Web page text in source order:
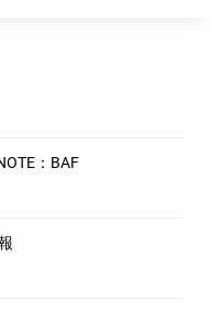
：BAF